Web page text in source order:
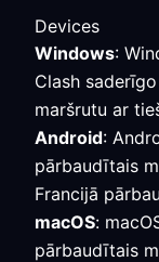
Devices
Windows:
Clash
maršrutu ar
Android:
pārbaudītais
Francijā
macOS:
pārbaudītais